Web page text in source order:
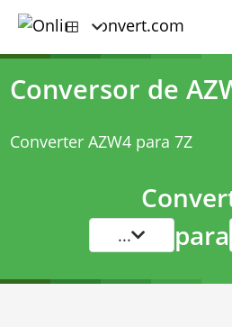
Conversor de
Converter AZW4 para 7Z
... para